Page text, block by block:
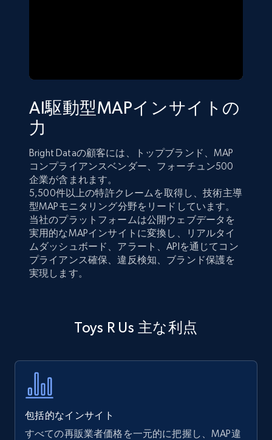
AI駆動型MAPインサイトの
力
Bright Dataの顧客には、トップブランド、MAP
コンプライアンスベンダー、フォーチュン500
企業が含まれます。
5,500件以上の特許クレームを取得し、技術主導
型MAPモニタリング分野をリードしています。
当社のプラットフォームは公開ウェブデータを
実用的なMAPインサイトに変換し、リアルタイ
ムダッシュボード、アラート、APIを通じてコン
プライアンス確保、違反検知、ブランド保護を
実現します。
Toys R Us 主な利点
包括的なインサイト
すべての再販業者価格を一元的に把握し、MAP違